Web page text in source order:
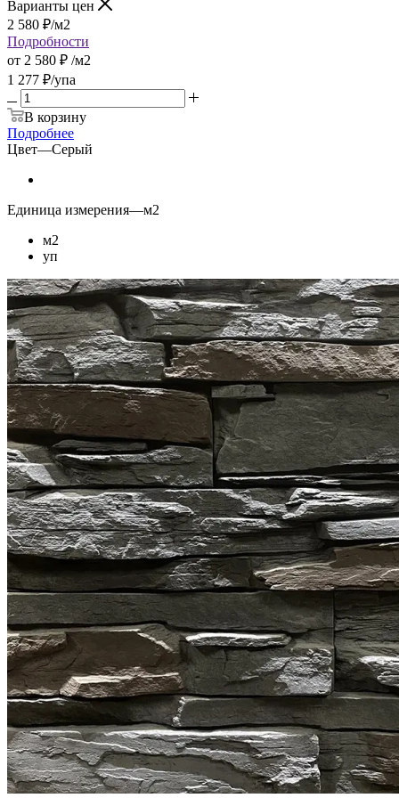
Варианты цен
2 580 ₽/м2
Подробности
от 2 580 ₽ /м2
1 277 ₽/упа
В корзину
Подробнее
Цвет—Серый
Единица измерения—м2
м2
уп